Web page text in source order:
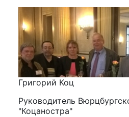
Григорий Коц
Руководитель
"Коцаностра"